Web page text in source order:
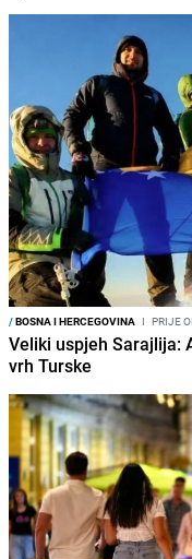
/BOSNA I HERCEGOVINA I PRIJE
Veliki uspjeh Sarajlija:
vrh Turske